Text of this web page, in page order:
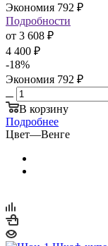
Экономия 792 ₽
Подробности
от 3 608 ₽
4 400 ₽
-18%
Экономия 792 ₽
В корзину
Подробнее
Цвет—Венге